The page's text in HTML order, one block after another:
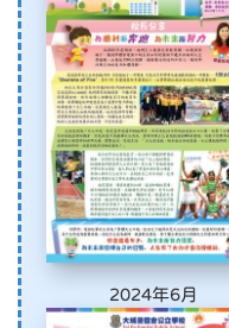
2024年6月